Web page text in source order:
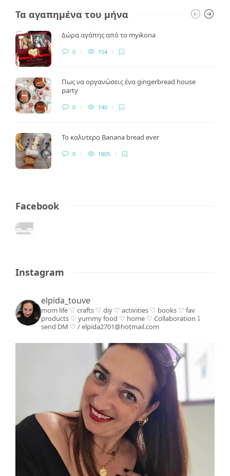
Τα αγαπημένα του μήνα
Δώρα αγάπης από το myikona
0 154
Πως να οργανώσεις ένα gingerbread house
party
0 140
Το καλυτερο Banana bread ever
0 1805
Facebook
Instagram
elpida_touve
mom life ♡ crafts ♡ diy ♡ activities ♡ books ♡ fav
products ♡ yummy food ♡ home ♡ Collaboration ⤵️
send DM ♡ / elpida2701@hotmail.com